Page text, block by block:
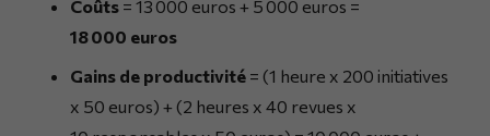
Coûts = 13 000 euros + 5 000 euros =
18 000 euros
Gains de productivité = (1 heure x 200 initiatives
x 50 euros) + (2 heures x 40 revues x